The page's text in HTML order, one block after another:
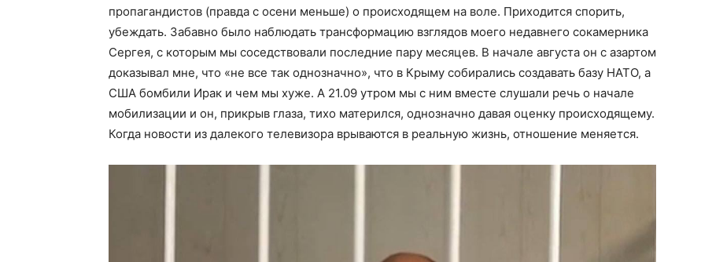
пропагандистов (правда с осени меньше) о происходящем на воле. Приходится спорить,
убеждать. Забавно было наблюдать трансформацию взглядов моего недавнего сокамерника
Сергея, с которым мы соседствовали последние пару месяцев. В начале августа он с азартом
доказывал мне, что «не все так однозначно», что в Крыму собирались создавать базу НАТО, а
США бомбили Ирак и чем мы хуже. А 21.09 утром мы с ним вместе слушали речь о начале
мобилизации и он, прикрыв глаза, тихо матерился, однозначно давая оценку происходящему.
Когда новости из далекого телевизора врываются в реальную жизнь, отношение меняется.